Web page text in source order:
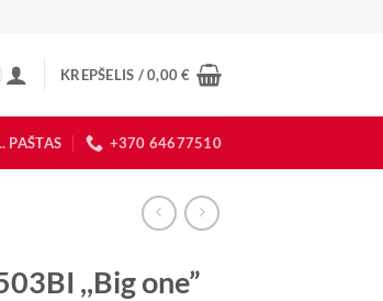
KREPŠELIS /0,00€
PAŠTAS +370 64677510
,,Big one”